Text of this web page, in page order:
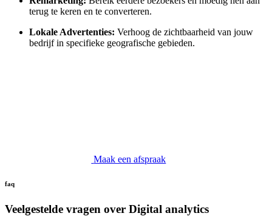
terug te keren en te converteren.
Lokale Advertenties: Verhoog de zichtbaarheid van jouw
bedrijf in specifieke geografische gebieden.
Maak een afspraak
faq
Veelgestelde vragen over Digital analytics